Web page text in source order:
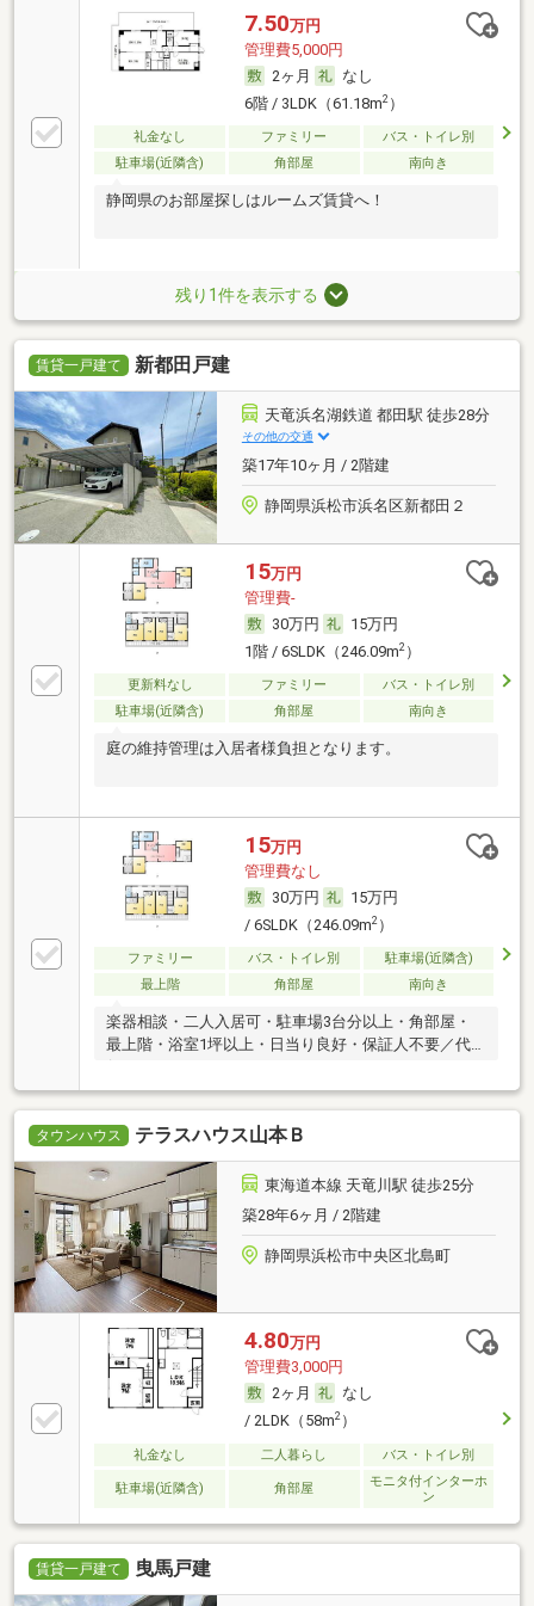
7.50万円
管理費5,000円
2ヶ月
なし
6階 / 3LDK（61.18m2）
礼金なし ファミリー
バス・トイレ別
駐車場(近隣含)
角部屋 南向き
静岡県のお部屋探しはルームズ賃貸へ！
残り1件を表示する
賃貸一戸建て 新都田戸建
天竜浜名湖鉄道 都田駅 徒歩28分
その他の交通
築17年10ヶ月 / 2階建
静岡県浜松市浜名区新都田２
15万円
管理費-
30万円
15万円
1階 / 6SLDK（246.09m2）
更新料なし ファミリー
バス・トイレ別
駐車場(近隣含)
角部屋 南向き
庭の維持管理は入居者様負担となります。
15万円
管理費なし
30万円
15万円
/ 6SLDK（246.09m2）
ファミリー バス・トイレ別
駐車場(近隣含)
最上階
角部屋 南向き
楽器相談・二人入居可・駐車場3台分以上・角部屋・
最上階・浴室1坪以上・日当り良好・保証人不要／代
タウンハウス テラスハウス山本Ｂ
東海道本線 天竜川駅 徒歩25分
築28年6ヶ月 / 2階建
静岡県浜松市中央区北島町
4.80万円
管理費3,000円
2ヶ月
なし
/ 2LDK（58m2）
礼金なし 二人暮らし バス・トイレ別
駐車場(近隣含) 角部屋
モニタ付インターホ
ン
賃貸一戸建て 曳馬戸建